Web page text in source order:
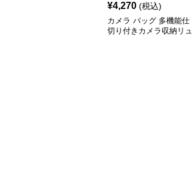
¥4,270 (税込)
カメラ バッグ 多機能仕
切り付きカメラ収納リュ